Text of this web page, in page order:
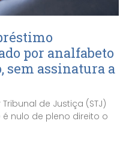
por analfabeto
sem assinatura a
de Justiça (STJ)
nulo de pleno direito o